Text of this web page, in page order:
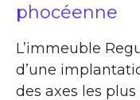
phocéenne
L’immeuble
d’une
des axes les